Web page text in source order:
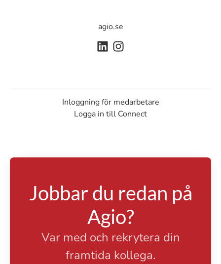
agio.se
Inloggning för medarbetare
Logga in till Connect
Jobbar du redan på
Agio?
Var med och rekrytera din
framtida kollega.